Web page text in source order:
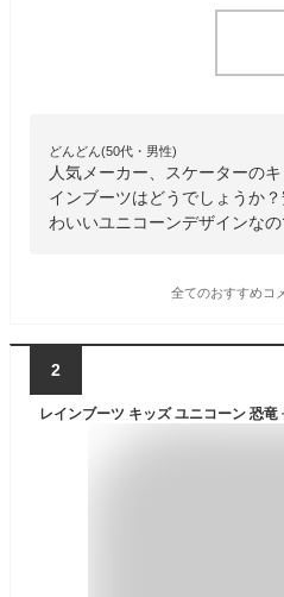
どんどん(50代・男性)
人気メーカー、スケーターの
インブーツはどうでしょうか
わいいユニコーンデザインなの
全てのおすすめコ
2